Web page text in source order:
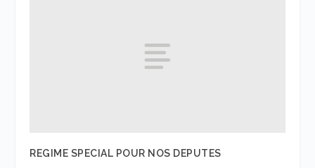
REGIME SPECIAL POUR NOS DEPUTES